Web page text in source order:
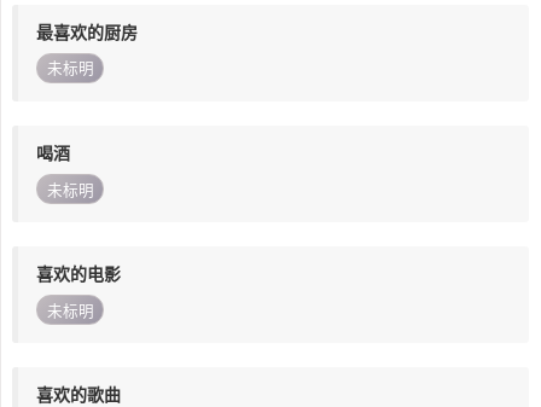
最喜欢的厨房
未标明
喝酒
未标明
喜欢的电影
未标明
喜欢的歌曲